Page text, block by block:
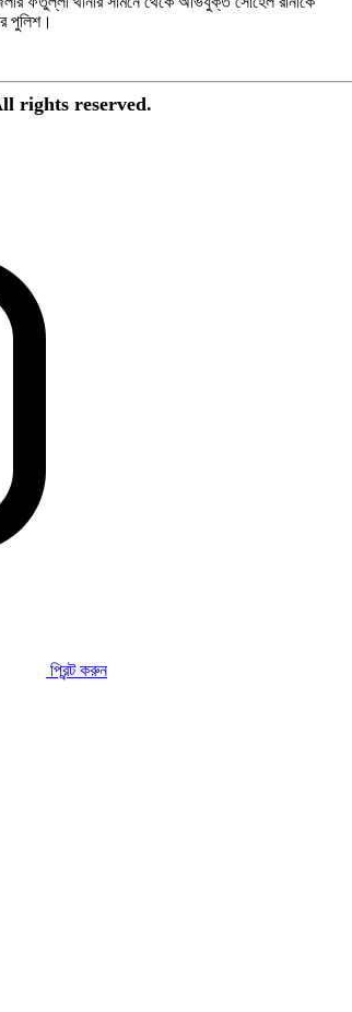
পুলিশ।
rights reserved.
প্রিন্ট করুন